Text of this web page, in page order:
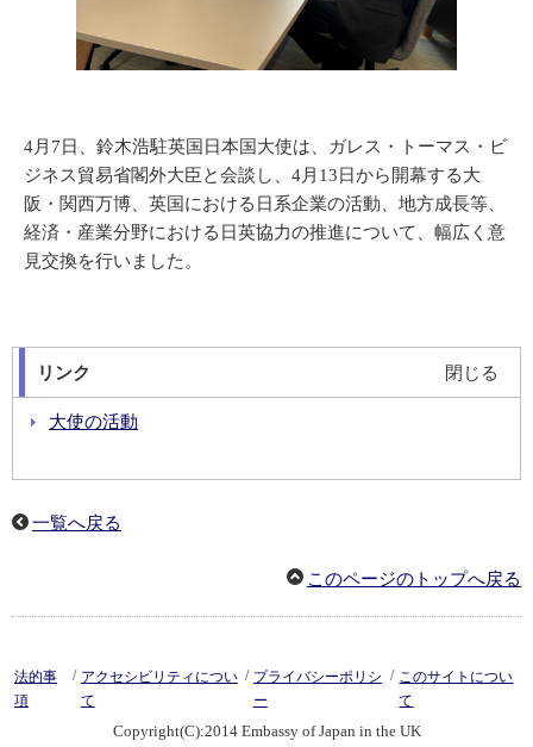
4月7日、鈴木浩駐英国日本国大使は、ガレス・トーマス・ビ
ジネス貿易省閣外大臣と会談し、4月13日から開幕する大
阪・関西万博、英国における日系企業の活動、地方成長等、
経済・産業分野における日英協力の推進について、幅広く意
見交換を行いました。
リンク 閉じる
大使の活動
一覧へ戻る
このページのトップへ戻る
法的事
項
/ アクセシビリティについ
て
/ プライバシーポリシ
ー
/ このサイトについ
て
Copyright(C):2014 Embassy of Japan in the UK